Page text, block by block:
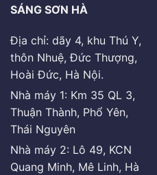
SÁNG SƠN HÀ
Địa chỉ: dãy 4, khu Thú Y,
thôn Nhuệ, Đức Thượng,
Hoài Đức, Hà Nội.
Nhà máy 1: Km 35 QL 3,
Thuận Thành, Phổ Yên,
Thái Nguyên
Nhà máy 2: Lô 49, KCN
Quang Minh, Mê Linh, Hà